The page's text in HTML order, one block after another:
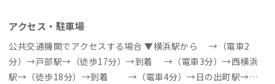
アクセス・駐車場
公共交通機関でアクセスする場合 ▼横浜駅から →（電車2
分）→戸部駅→（徒歩17分）→到着 →（電車3分）→西横浜
駅→（徒歩18分）→到着 →（電車4分）→日の出町駅→